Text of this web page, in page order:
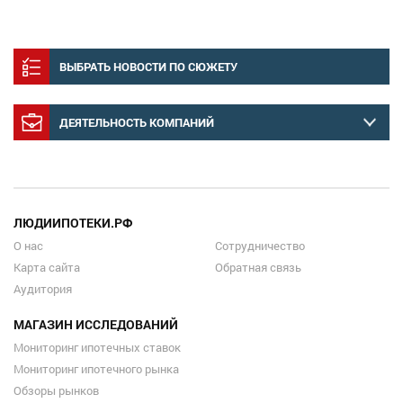
ВЫБРАТЬ НОВОСТИ ПО СЮЖЕТУ
ДЕЯТЕЛЬНОСТЬ КОМПАНИЙ
ЛЮДИИПОТЕКИ.РФ
О нас
Карта сайта
Аудитория
Сотрудничество
Обратная связь
МАГАЗИН ИССЛЕДОВАНИЙ
Мониторинг ипотечных ставок
Мониторинг ипотечного рынка
Обзоры рынков